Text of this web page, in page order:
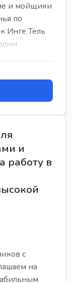
и мойщики
по
Инге Тель
и
работу в
с
на